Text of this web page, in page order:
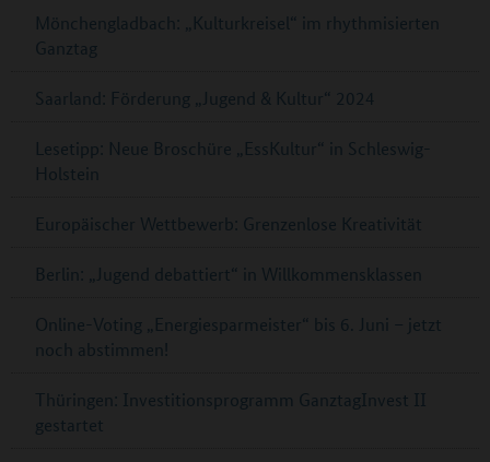
Mönchengladbach: „Kulturkreisel“ im rhythmisierten
Ganztag
Saarland: Förderung „Jugend & Kultur“ 2024
Lesetipp: Neue Broschüre „EssKultur“ in Schleswig-
Holstein
Europäischer Wettbewerb: Grenzenlose Kreativität
Berlin: „Jugend debattiert“ in Willkommensklassen
Online-Voting „Energiesparmeister“ bis 6. Juni – jetzt
noch abstimmen!
Thüringen: Investitionsprogramm GanztagInvest II
gestartet